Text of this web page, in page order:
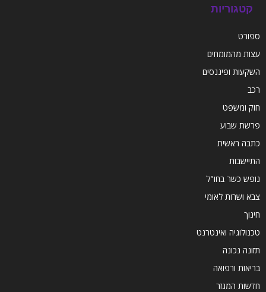
קטגוריות
ספורט
עצות מהמומחים
השקעות ופיננסים
רכב
חוק ומשפט
פרשת שבוע
כתבה ראשית
התיישבות
נופש כשר בחו"ל
צבא ושרות לאומי
חינוך
טכנולוגיה ואינטרנט
תזונה נכונה
בריאות ורפואה
חדשות המגזר